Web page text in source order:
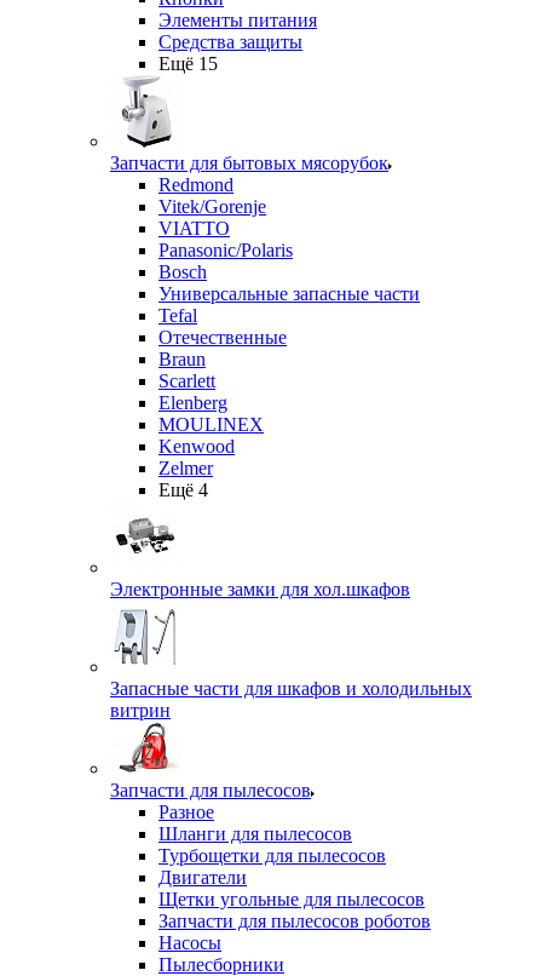
Элементы питания
Средства защиты
Ещё 15
Запчасти для бытовых мясорубок
Redmond
Vitek/Gorenje
VIATTO
Panasonic/Polaris
Bosch
Универсальные запасные части
Tefal
Отечественные
Braun
Scarlett
Elenberg
MOULINEX
Kenwood
Zelmer
Ещё 4
Электронные замки для хол.шкафов
Запасные части для шкафов и холодильных
витрин
Запчасти для пылесосов
Разное
Шланги для пылесосов
Турбощетки для пылесосов
Двигатели
Щетки угольные для пылесосов
Запчасти для пылесосов роботов
Насосы
Пылесборники